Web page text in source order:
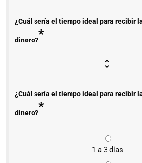
¿Cuál sería el tiempo ideal para recibir
dinero?*
¿Cuál sería el tiempo ideal para recibir
dinero?*
1 a 3 días